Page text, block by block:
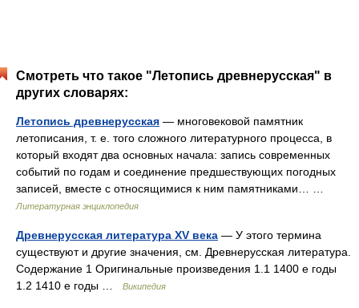
Смотреть что такое "Летопись древнерусская" в
других словарях:
Летопись древнерусская — многовековой памятник
летописания, т. е. того сложного литературного процесса, в
который входят два основных начала: запись современных
событий по годам и соединение предшествующих погодных
записей, вместе с относящимися к ним памятниками… …
Литературная энциклопедия
Древнерусская литература XV века — У этого термина
существуют и другие значения, см. Древнерусская литература.
Содержание 1 Оригинальные произведения 1.1 1400 е годы
1.2 1410 е годы …
Википедия